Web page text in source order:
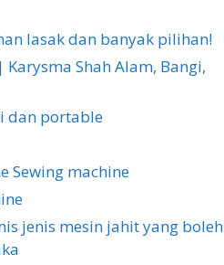
lasak dan banyak pilihan!
Shah Alam, Bangi,
dan portable
Sewing machine
jenis mesin jahit yang boleh